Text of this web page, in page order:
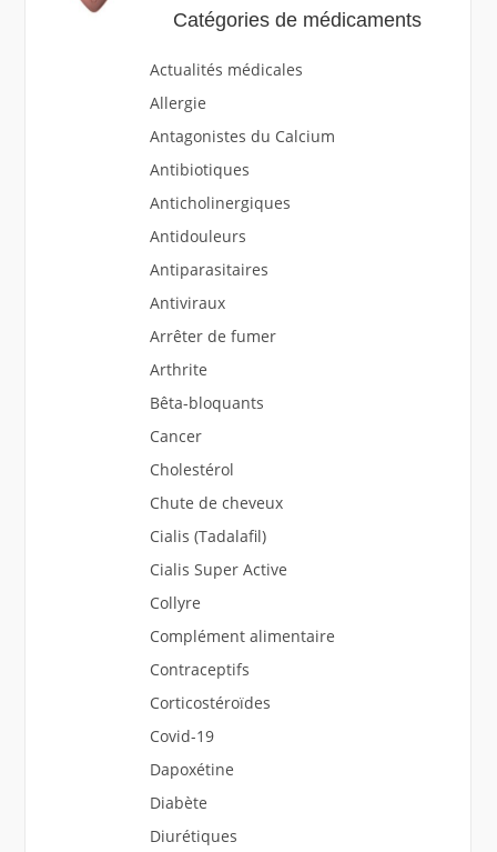
Catégories de médicaments
Actualités médicales
Allergie
Antagonistes du Calcium
Antibiotiques
Anticholinergiques
Antidouleurs
Antiparasitaires
Antiviraux
Arrêter de fumer
Arthrite
Bêta-bloquants
Cancer
Cholestérol
Chute de cheveux
Cialis (Tadalafil)
Cialis Super Active
Collyre
Complément alimentaire
Contraceptifs
Corticostéroïdes
Covid-19
Dapoxétine
Diabète
Diurétiques